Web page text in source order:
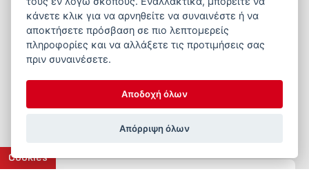
Cookies
ALKE HEATING TECHNOLOGY
Θερμομητέρα Global™ 10 S
κάνετε κλικ για να αρνηθείτε να συναινέστε ή να
αποκτήσετε πρόσβαση σε πιο λεπτομερείς
πληροφορίες και να αλλάξετε τις προτιμήσεις σας
πριν συναινέσετε.
Αποδοχή όλων
Απόρριψη όλων